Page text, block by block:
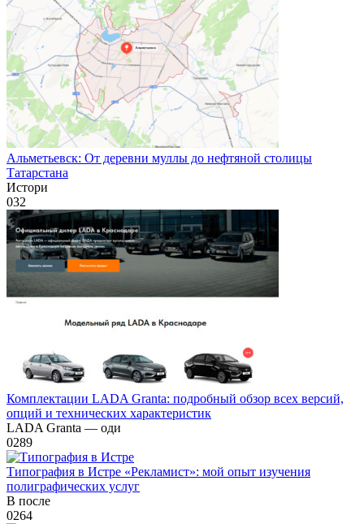
Альметьевск: От деревни муллы до нефтяной столицы
Татарстана
Истори
032
Комплектации LADA Granta: подробный обзор всех версий,
опций и технических характеристик
LADA Granta — оди
0289
Типография в Истре «Рекламист»: мой опыт изучения
полиграфических услуг
В после
0264